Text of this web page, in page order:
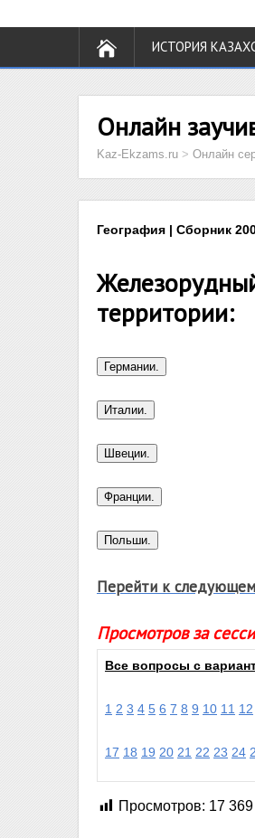
ИСТОРИЯ
Онлайн
Kaz-Ekzams.ru > Онлайн
География | Сборник
территории:
Перейти к
Просмотров за
Все вопросы с
1 2 3 4 5 6 7 8 9 10 11 12
17 18 19 20 21 22 23 24
Просмотров: 17